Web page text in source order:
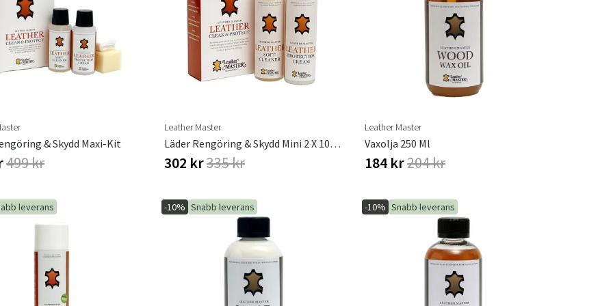
Hängstolar
Trädgårdsredskap
Hallmöbler
Underhållsprodukter
Badrumsmattor
Småförvaring Badrumsinredning
& Skydd Maxi-Kit
499 kr
Leather Master
Läder Rengöring & Skydd Mini 2 X 100 Ml
302 kr335 kr
Leather Master
Vaxolja 250 Ml
184 kr204 kr
leverans -10% Snabb leverans -10% Snabb leverans